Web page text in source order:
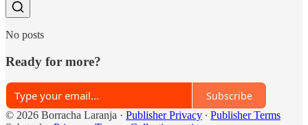
No posts
Ready for more?
Subscribe
© 2026 Borracha Laranja · Publisher Privacy ∙ Publisher Terms